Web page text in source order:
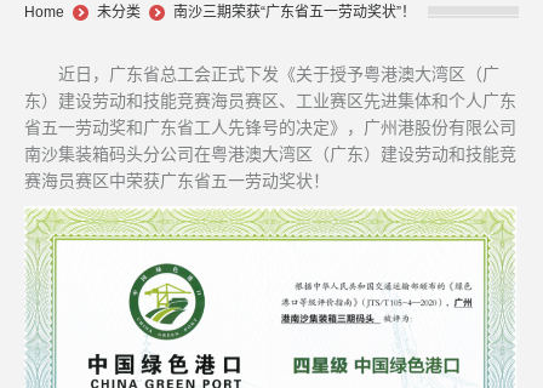
You are here:
Home 未分类 南沙三期荣获“广东省五一劳动奖状”！
近日，广东省总工会正式下发《关于授予粤港澳大湾区（广
东）建设劳动和技能竞赛海员赛区、工业赛区先进集体和个人广东
省五一劳动奖和广东省工人先锋号的决定》，广州港股份有限公司
南沙集装箱码头分公司在粤港澳大湾区（广东）建设劳动和技能竞
赛海员赛区中荣获广东省五一劳动奖状！